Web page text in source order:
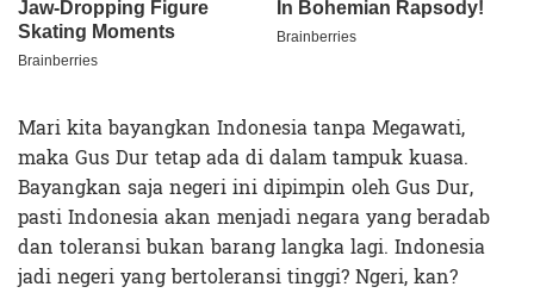
Mari kita bayangkan Indonesia tanpa Megawati,
maka Gus Dur tetap ada di dalam tampuk kuasa.
Bayangkan saja negeri ini dipimpin oleh Gus Dur,
pasti Indonesia akan menjadi negara yang beradab
dan toleransi bukan barang langka lagi. Indonesia
jadi negeri yang bertoleransi tinggi? Ngeri, kan?